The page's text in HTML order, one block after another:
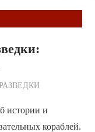
истории и
кораблей.